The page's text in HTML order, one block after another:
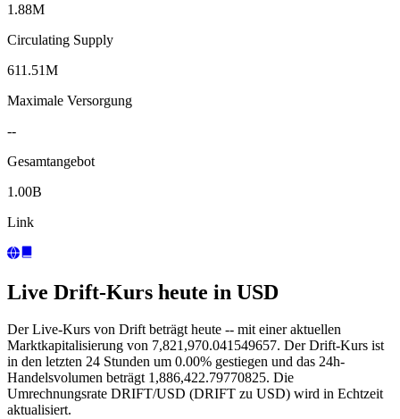
1.88M
Circulating Supply
611.51M
Maximale Versorgung
--
Gesamtangebot
1.00B
Link
Live Drift-Kurs heute in USD
Der Live-Kurs von Drift beträgt heute -- mit einer aktuellen
Marktkapitalisierung von 7,821,970.041549657. Der Drift-Kurs ist
in den letzten 24 Stunden um 0.00% gestiegen und das 24h-
Handelsvolumen beträgt 1,886,422.79770825. Die
Umrechnungsrate DRIFT/USD (DRIFT zu USD) wird in Echtzeit
aktualisiert.